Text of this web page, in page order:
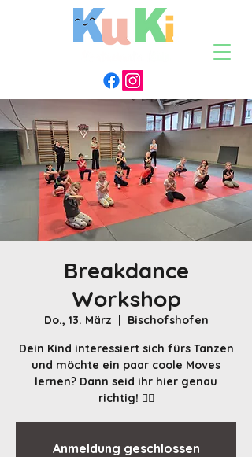
Breakdance
Workshop
Do., 13. März
  |
Bischofshofen
Dein Kind interessiert sich fürs Tanzen
und möchte ein paar coole Moves
lernen? Dann seid ihr hier genau
richtig! 🤸‍♀️
Anmeldung geschlossen